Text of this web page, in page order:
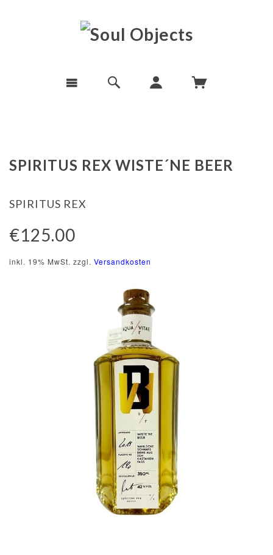
SPIRITUS REX WISTE´NE BEER
SPIRITUS REX
€125.00
inkl. 19% MwSt. zzgl. Versandkosten